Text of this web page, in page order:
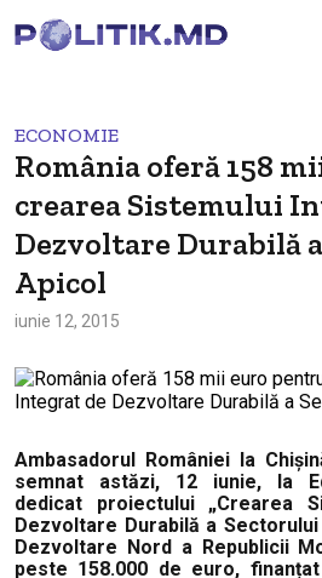
ECONOMIE
România oferă 158
crearea Sistemului
Dezvoltare Durabilă
Apicol
iunie 12, 2015
Ambasadorul României la
semnat astăzi, 12 iunie, la
dedicat proiectului „Crearea
Dezvoltare Durabilă a
Dezvoltare Nord a Republicii
peste 158.000 de euro,